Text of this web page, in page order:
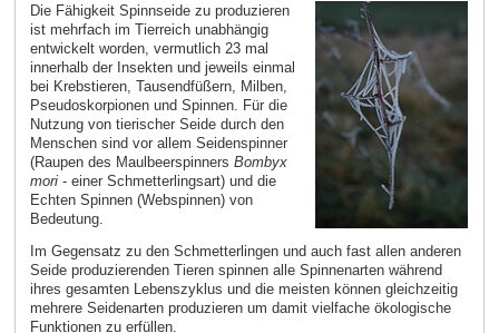
Die Fähigkeit Spinnseide zu produzieren
ist mehrfach im Tierreich unabhängig
entwickelt worden, vermutlich 23 mal
innerhalb der Insekten und jeweils einmal
bei Krebstieren, Tausendfüßern, Milben,
Pseudoskorpionen und Spinnen. Für die
Nutzung von tierischer Seide durch den
Menschen sind vor allem Seidenspinner
(Raupen des Maulbeerspinners Bombyx
mori- einer Schmetterlingsart) und die
Echten Spinnen (Webspinnen) von
Bedeutung.
Im Gegensatz zu den Schmetterlingen und auch fast allen anderen
Seide produzierenden Tieren spinnen alle Spinnenarten während
ihres gesamten Lebenszyklus und die meisten können gleichzeitig
mehrere Seidenarten produzieren um damit vielfache ökologische
Funktionen zu erfüllen.